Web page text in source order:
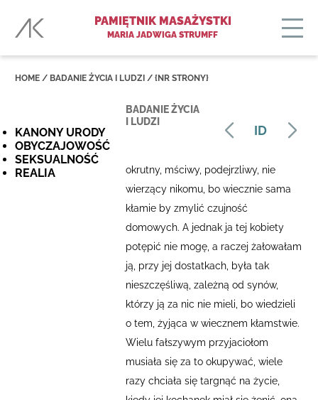
PAMIĘTNIK MASAŻYSTKI
MARIA JADWIGA STRUMFF
HOME / BADANIE ŻYCIA I LUDZI /{NR STRONY}
BADANIE ŻYCIA
I LUDZI
ID
okrutny, mściwy, podejrzliwy, nie
wierzący nikomu, bo wiecznie sama
kłamie by zmylić czujność
domowych. A jednak ja tej kobiety
potępić nie mogę, a raczej żałowałam
ją, przy jej dostatkach, była tak
nieszczęśliwą, zależną od synów,
którzy ją za nic nie mieli, bo wiedzieli
o tem, żyjąca w wiecznem kłamstwie.
Wielu fałszywym przyjaciołom
musiała się za to okupywać, wiele
razy chciała się targnąć na życie,
KANONY URODY
OBYCZAJOWOŚĆ
SEKSUALNOŚĆ
REALIA